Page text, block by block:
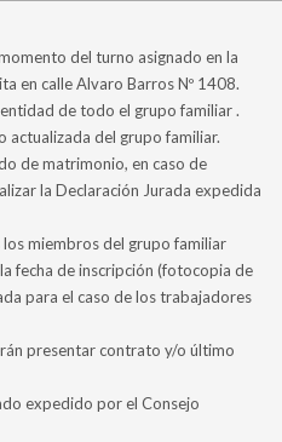
del turno asignado en la
en calle Alvaro Barros Nº 1408.
de todo el grupo familiar .
del grupo familiar.
de matrimonio, en caso de
la Declaración Jurada expedida
miembros del grupo familiar
fecha de inscripción (fotocopia de
para el caso de los trabajadores
presentar contrato y/o último
expedido por el Consejo